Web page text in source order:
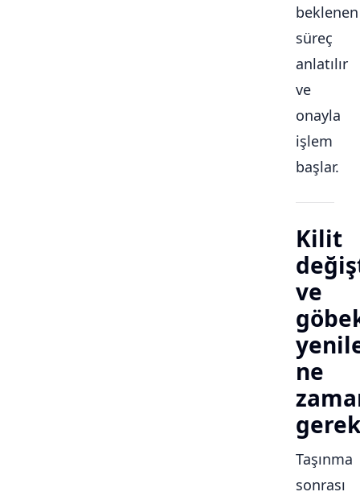
beklenen
süreç
anlatılır
ve
onayla
işlem
başlar.
Kilit
ve
ne
Taşınma
sonrası